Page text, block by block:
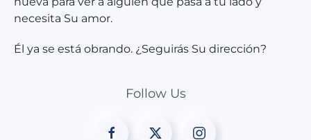
necesita Su amor.
Él ya se está obrando. ¿Seguirás Su dirección?
Follow Us